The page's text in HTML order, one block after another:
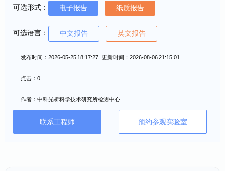
可选形式： 电子报告 纸质报告
可选语言： 中文报告 英文报告
发布时间：2026-05-25 18:17:27 更新时间：2026-08-06 21:15:01
点击：0
作者：中科光析科学技术研究所检测中心
联系工程师 预约参观实验室